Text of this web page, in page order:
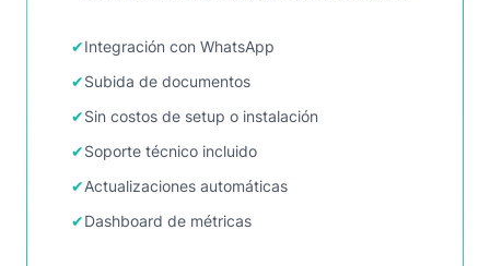
✔Integración con WhatsApp
✔Subida de documentos
✔Sin costos de setup o instalación
✔Soporte técnico incluido
✔Actualizaciones automáticas
✔Dashboard de métricas